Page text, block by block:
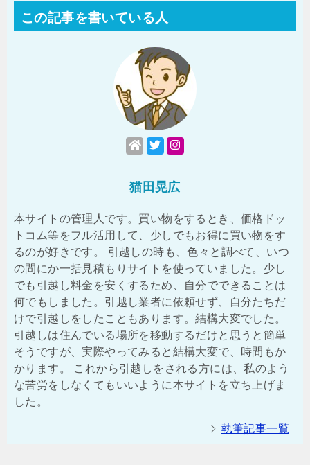
この記事を書いている人
猫田晃広
本サイトの管理人です。買い物をするとき、価格ドッ
トコム等をフル活用して、少しでもお得に買い物をす
るのが好きです。 引越しの時も、色々と調べて、いつ
の間にか一括見積もりサイトを使っていました。少し
でも引越し料金を安くするため、自分でできることは
何でもしました。引越し業者に依頼せず、自分たちだ
けで引越しをしたこともあります。結構大変でした。
引越しは住んでいる場所を移動するだけと思うと簡単
そうですが、実際やってみると結構大変で、時間もか
かります。 これから引越しをされる方には、私のよう
な苦労をしなくてもいいように本サイトを立ち上げま
した。
執筆記事一覧